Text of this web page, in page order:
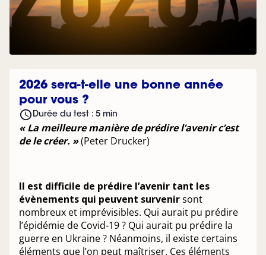
2026 sera-t-elle une bonne année
pour vous ?
Durée du test : 5min
« La meilleure manière de prédire l’avenir c’est
de le créer. »(Peter Drucker)
Il est difficile de prédire l’avenir tant les
évènements qui peuvent survenirsont
nombreux et imprévisibles. Qui aurait pu prédire
l’épidémie de Covid-19 ? Qui aurait pu prédire la
guerre en Ukraine ? Néanmoins, il existe certains
éléments que l’on peut maîtriser. Ces éléments